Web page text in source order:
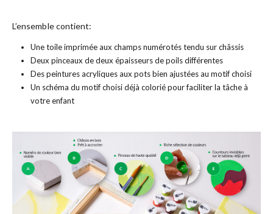
L’ensemble contient:
Une toile imprimée aux champs numérotés tendu sur châssis
Deux pinceaux de deux épaisseurs de poils différentes
Des peintures acryliques aux pots bien ajustées au motif choisi
Un schéma du motif choisi déjà colorié pour faciliter la tâche à
votre enfant